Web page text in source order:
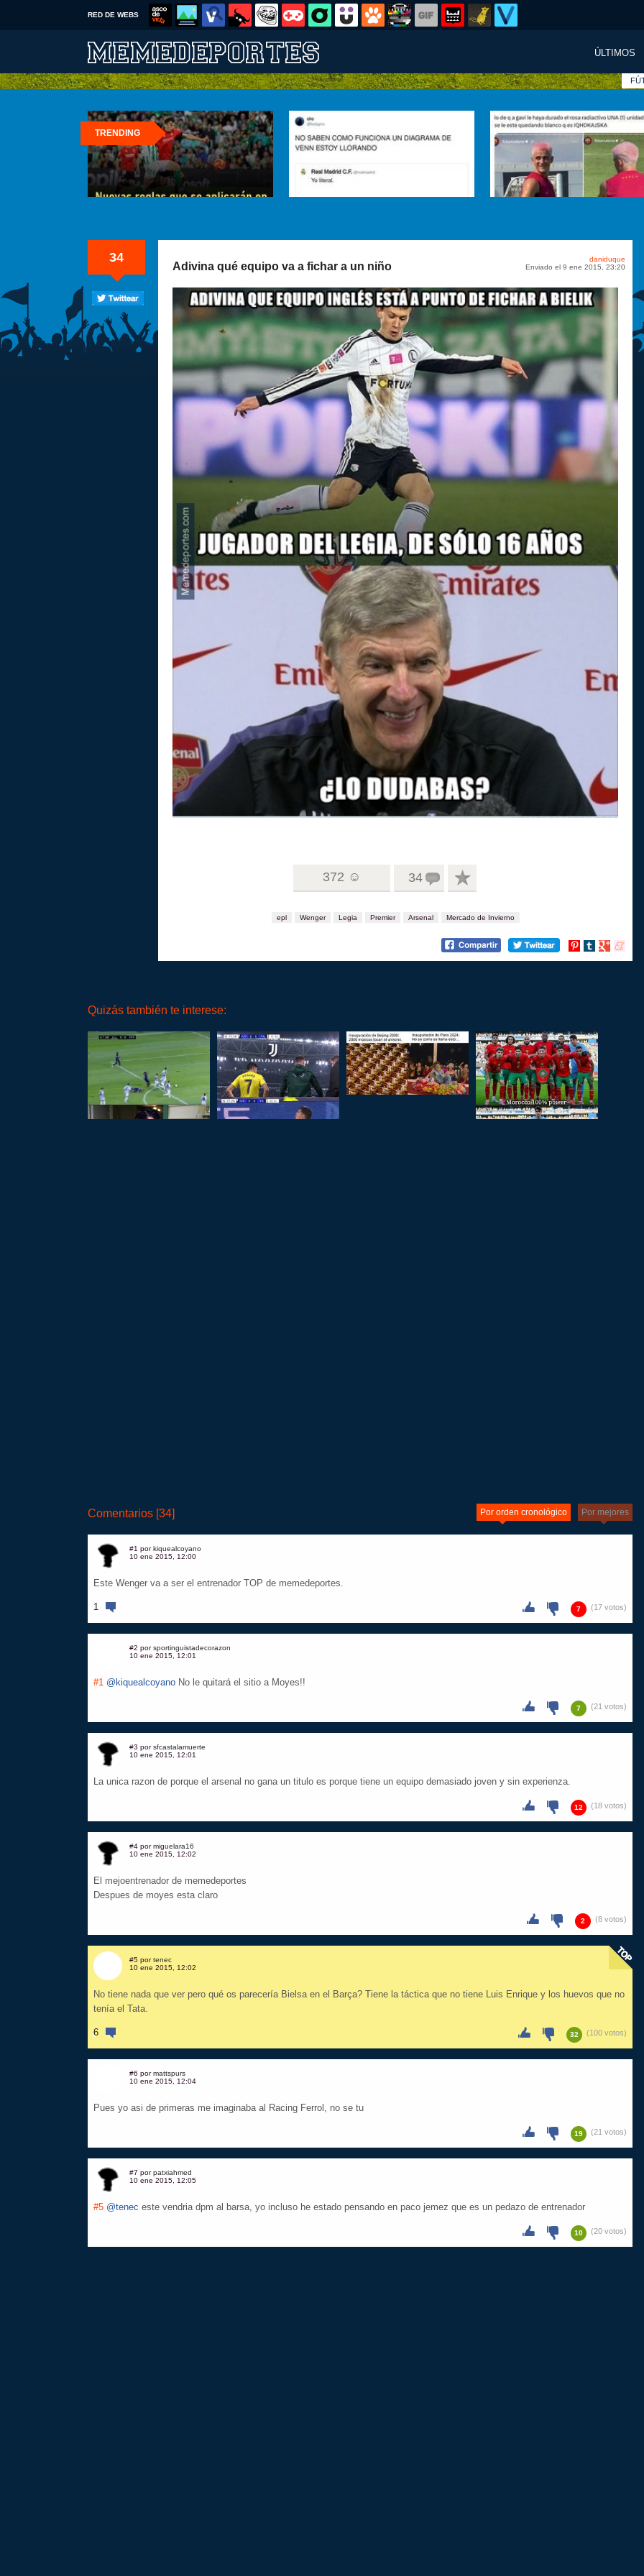
RED DE WEBS
ÚLTIMOS
TRENDING
34
daniduque
Enviado el 9 ene 2015, 23:20
Adivina qué equipo va a fichar a un niño
372 ☺ 34
epl Wenger Legia Premier Arsenal Mercado de Invierno
Compartir
Compartir
Compartir
Quizás también te interese:
Comentarios [34] Por mejores
Por orden cronológico
#1 porkiquealcoyano
10 ene 2015, 12:00
Este Wenger va a ser el entrenador TOP de memedeportes.
1 7 (17 votos)
#2 porsportinguistadecorazon
10 ene 2015, 12:01
#1 @kiquealcoyano No le quitará el sitio a Moyes!!
7 (21 votos)
#3 porsfcastalamuerte
10 ene 2015, 12:01
La unica razon de porque el arsenal no gana un titulo es porque tiene un equipo demasiado joven y sin experienza.
12 (18 votos)
#4 pormiguelara16
10 ene 2015, 12:02
El mejoentrenador de memedeportes
Despues de moyes esta claro
2 (8 votos)
#5 portenec
10 ene 2015, 12:02
No tiene nada que ver pero qué os parecería Bielsa en el Barça? Tiene la táctica que no tiene Luis Enrique y los huevos que no
tenía el Tata.
6 32 (100 votos)
#6 pormattspurs
10 ene 2015, 12:04
Pues yo asi de primeras me imaginaba al Racing Ferrol, no se tu
19 (21 votos)
#7 porpatxiahmed
10 ene 2015, 12:05
#5 @tenec este vendria dpm al barsa, yo incluso he estado pensando en paco jemez que es un pedazo de entrenador
10 (20 votos)